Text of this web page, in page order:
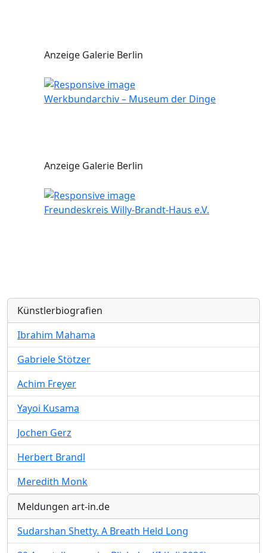
Anzeige Galerie Berlin
Werkbundarchiv – Museum der Dinge
Anzeige Galerie Berlin
Freundeskreis Willy-Brandt-Haus e.V.
Künstlerbiografien
Ibrahim Mahama
Gabriele Stötzer
Achim Freyer
Yayoi Kusama
Jochen Gerz
Herbert Brandl
Meredith Monk
Meldungen art-in.de
Sudarshan Shetty. A Breath Held Long